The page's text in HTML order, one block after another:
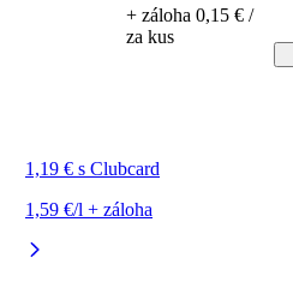
1,19 € s Clubcard
1,59 €/l + záloha
+ záloha 0,15 € /
za kus